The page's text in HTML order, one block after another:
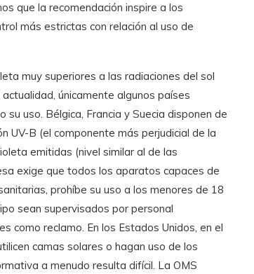
que la recomendación inspire a los
más estrictas con relación al uso de
muy superiores a las radiaciones del sol
únicamente algunos países
uso. Bélgica, Francia y Suecia disponen de
UV-B (el componente más perjudicial de la
emitidas (nivel similar al de las
exige que todos los aparatos capaces de
prohíbe su uso a los menores de 18
sean supervisados por personal
como reclamo. En los Estados Unidos, en el
camas solares o hagan uso de los
a menudo resulta difícil. La OMS